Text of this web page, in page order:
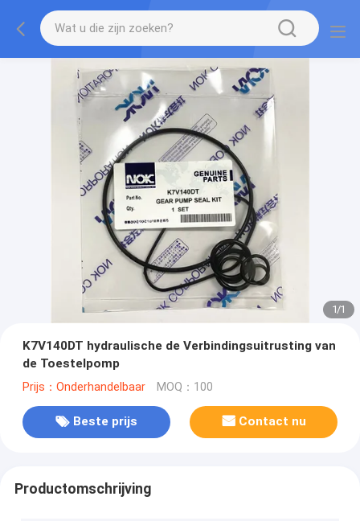
1/1
K7V140DT hydraulische de Verbindingsuitrusting van
de Toestelpomp
Prijs：Onderhandelbaar MOQ：100
Beste prijs Contact nu
Productomschrijving